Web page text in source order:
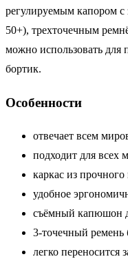
регулируемым капором с
50+), трехточечным
можно использовать для
бортик.
Особенности
отвечает всем
подходит для всех
каркас из прочного
удобное
съёмный капюшон
3-точечный ремень
легко переносится